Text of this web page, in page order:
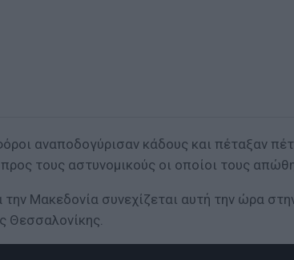
αναποδογύρισαν κάδους και πέταξαν
προς τους αστυνομικούς οι οποίοι τους
την Μακεδονία συνεχίζεται αυτή την ώρα
Θεσσαλονίκης.